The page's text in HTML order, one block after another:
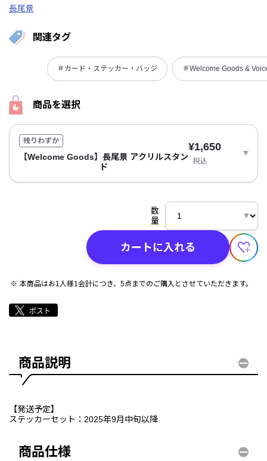
長尾景
関連タグ
＃カード・ステッカー・バッジ ＃Welcome Goods &
商品を選択
残りわずか
【Welcome Goods】長尾景 アクリルスタン
ド
¥1,650
税込
数
量
カートに入れる
本商品はお1人様1会計につき、5点までのご購入とさせていただきます。
商品説明
【発送予定】
ステッカーセット：2025年9月中旬以降
商品仕様